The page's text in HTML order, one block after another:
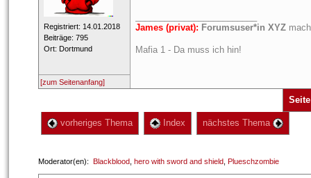
Registriert: 14.01.2018
Beiträge: 795
Ort: Dortmund
James (privat): Forumsuser*in XYZ
Mafia 1 - Da muss ich hin!
[zum Seitenanfang]
vorheriges Thema Index nächstes Thema
Moderator(en): Blackblood hero with sword and shield Plueschzombie